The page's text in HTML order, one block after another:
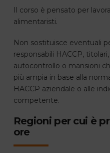
Il corso è pensato per
alimentaristi.
Non sostituisce eventuali
responsabili HACCP,
autocontrollo o mansioni
più ampia in base alla
HACCP aziendale o alle
competente.
Regioni per cui è
ore